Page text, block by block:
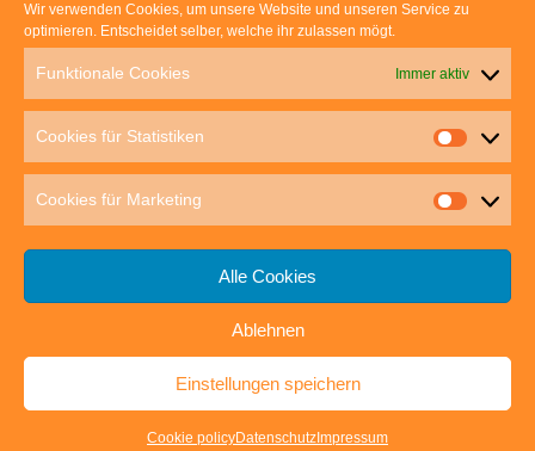
Wir verwenden Cookies, um unsere Website und unseren Service zu
optimieren. Entscheidet selber, welche ihr zulassen mögt.
Funktionale Cookies Immer aktiv
Cookies für Statistiken
Cookies für Marketing
Alle Cookies
Ablehnen
Einstellungen speichern
Cookie policyDatenschutz Impressum
Euer direkter Draht zu uns:
Thomas Rathay und Silke Rommel
70563 Stuttgart
post@outdoor-hochgenuss.de
IMPRESSUM DATENSCHUTZ
outdoor-hochgenuss.de| Präsentiert vonMantra&WordPress.